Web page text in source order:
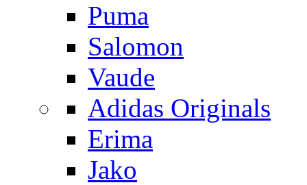
Puma
Salomon
Vaude
Adidas Originals
Erima
Jako